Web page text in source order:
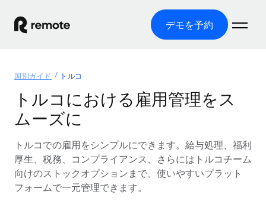
デモを予約
グローバル雇用
グローバル給与処理
コンプライアンス対応の給与処理を手軽に
Employer of Record（EOR）
グローバル展開をコストをかけずに実現
ソリューション
各国の制度に対応
国別ガイド
/国別のグローバル雇用支援を検索する
リソース
ツールと計算ツール
価格
国別ガイド トルコ
トルコにおける雇用管理をス
ムーズに
トルコでの雇用をシンプルにできます。給与処理、福利
厚生、税務、コンプライアンス、さらにはトルコチーム
向けのストックオプションまで、使いやすいプラット
フォームで一元管理できます。